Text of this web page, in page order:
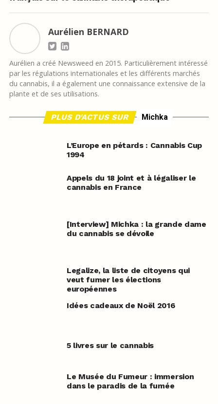
Aurélien BERNARD
Aurélien a créé Newsweed en 2015. Particulièrement intéressé
par les régulations internationales et les différents marchés
du cannabis, il a également une connaissance extensive de la
plante et de ses utilisations.
PLUS D'ACTUS SUR Michka
L’Europe en pétards : Cannabis Cup
1994
Appels du 18 joint et à légaliser le
cannabis en France
[Interview] Michka : la grande dame
du cannabis se dévoile
Legalize, la liste de citoyens qui
veut fumer les élections
européennes
Idées cadeaux de Noël 2016
5 livres sur le cannabis
Le Musée du Fumeur : immersion
dans le paradis de la fumée